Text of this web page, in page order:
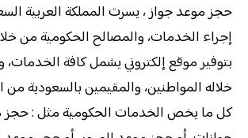
حجز موعد جواز ، يسرت المملكة العربية
إجراء الخدمات، والمصالح الحكومية من
بتوفير موقع إلكتروني يشمل كافة
خلاله المواطنين، والمقيمين بالسعودية
كل ما يخص الخدمات الحكومية مثل :